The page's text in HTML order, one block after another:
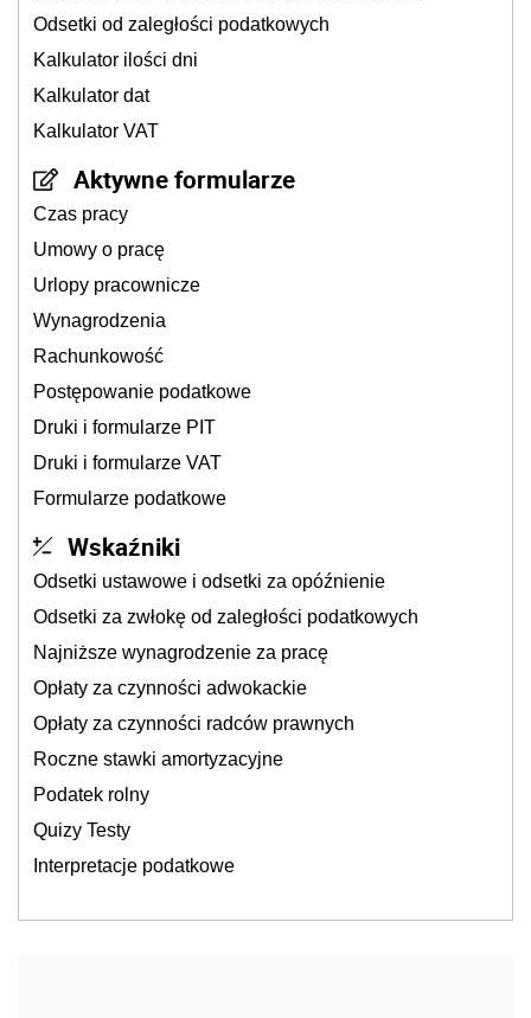
Odsetki od zaległości podatkowych
Kalkulator ilości dni
Kalkulator dat
Kalkulator VAT
Aktywne formularze
Czas pracy
Umowy o pracę
Urlopy pracownicze
Wynagrodzenia
Rachunkowość
Postępowanie podatkowe
Druki i formularze PIT
Druki i formularze VAT
Formularze podatkowe
Wskaźniki
Odsetki ustawowe i odsetki za opóźnienie
Odsetki za zwłokę od zaległości podatkowych
Najniższe wynagrodzenie za pracę
Opłaty za czynności adwokackie
Opłaty za czynności radców prawnych
Roczne stawki amortyzacyjne
Podatek rolny
Quizy Testy
Interpretacje podatkowe